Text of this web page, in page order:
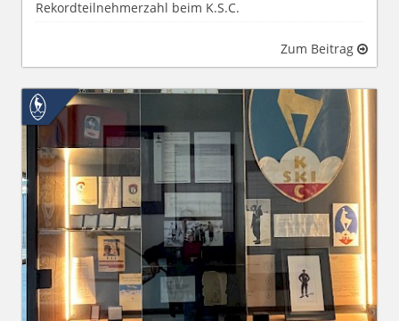
Rekordteilnehmerzahl beim K.S.C.
Zum Beitrag